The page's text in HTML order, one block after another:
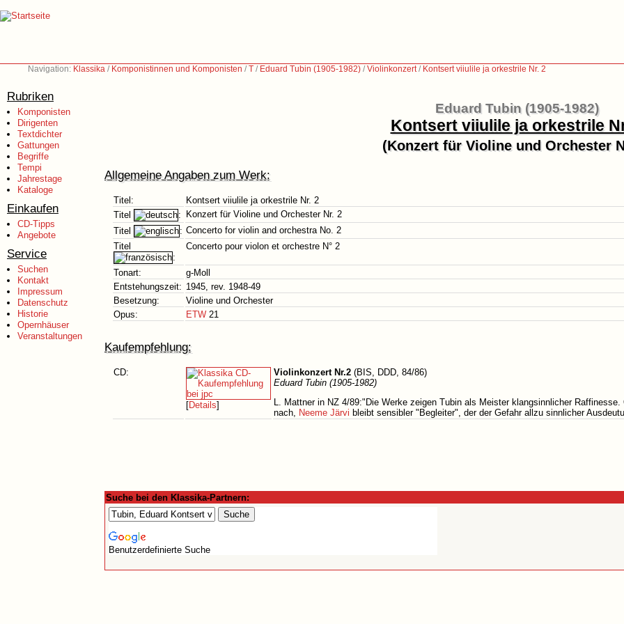
Navigation: Klassika / Komponistinnen und Komponisten /T / Eduard Tubin (1905-1982) /Violinkonzert/ Kontsert viiulile ja orkestrile Nr. 2
Rubriken
Komponisten
Dirigenten
Textdichter
Gattungen
Begriffe
Tempi
Jahrestage
Kataloge
Einkaufen
CD-Tipps
Angebote
Service
Suchen
Kontakt
Impressum
Datenschutz
Historie
Opernhäuser
Veranstaltungen
Eduard Tubin (1905-1982)
Kontsert viiulile ja orkestrile
(Konzert für Violine und Orchester
Allgemeine Angaben zum Werk:
Titel:
Kontsert viiulile ja orkestrile Nr. 2
Titel
:
Konzert für Violine und Orchester Nr. 2
Titel
: Concerto for violin and orchestra No. 2
Titel
:
Concerto pour violon et orchestre N° 2
Tonart:
g-Moll
Entstehungszeit: 1945, rev. 1948-49
Besetzung:
Violine und Orchester
Opus:
ETW 21
Kaufempfehlung:
CD:
[Details]
Violinkonzert Nr.2 (BIS, DDD, 84/86)
Eduard Tubin (1905-1982)
L. Mattner in NZ 4/89:"Die Werke zeigen Tubin als Meister klangsinnlicher
nach, Neeme Järvi bleibt sensibler "Begleiter", der der Gefahr allzu sinnlicher
Suche bei den Klassika-Partnern:
Benutzerdefinierte Suche